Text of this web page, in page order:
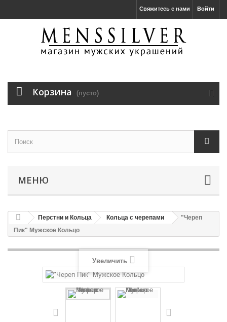
Войти
Свяжитесь с нами
Корзина (пусто)
МЕНЮ
Перстни и Кольца Кольца с черепами
"Череп
Пик" Мужское Кольцо
Увеличить